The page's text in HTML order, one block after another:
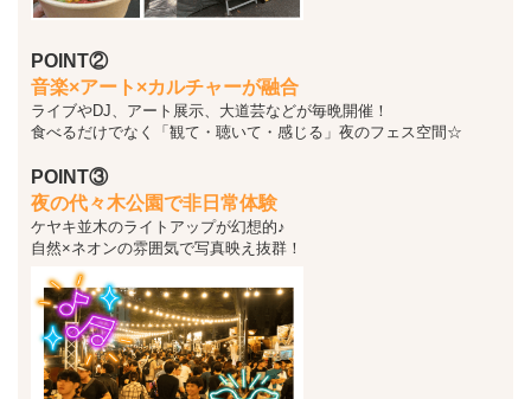
POINT②
音楽×アート×カルチャーが融合
ライブやDJ、アート展示、大道芸などが毎晩開催！
食べるだけでなく「観て・聴いて・感じる」夜のフェス空間☆
POINT③
夜の代々木公園で非日常体験
ケヤキ並木のライトアップが幻想的♪
自然×ネオンの雰囲気で写真映え抜群！